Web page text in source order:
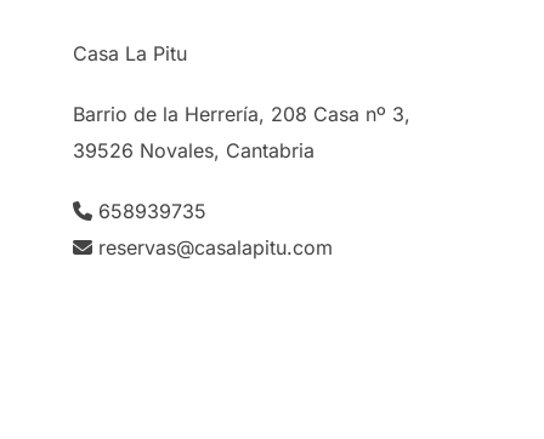
Casa La Pitu
Barrio de la Herrería, 208 Casa nº 3,
39526 Novales, Cantabria
658939735
reservas@casalapitu.com